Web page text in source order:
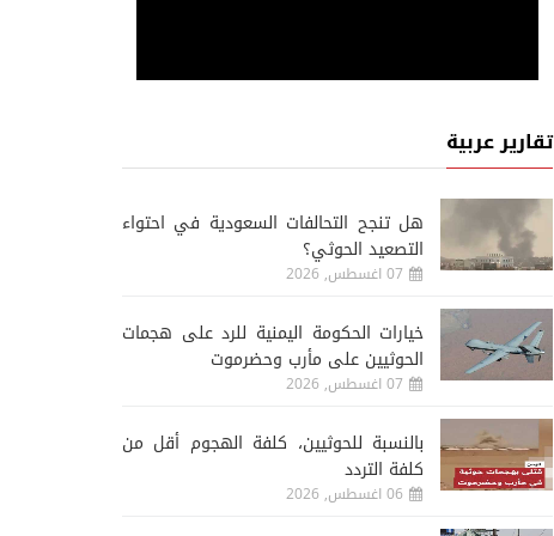
تقارير عربية
هل تنجح التحالفات السعودية في احتواء
التصعيد الحوثي؟
07 اغسطس, 2026
خيارات الحكومة اليمنية للرد على هجمات
الحوثيين على مأرب وحضرموت
07 اغسطس, 2026
‏بالنسبة للحوثيين، كلفة الهجوم أقل من
كلفة التردد
06 اغسطس, 2026